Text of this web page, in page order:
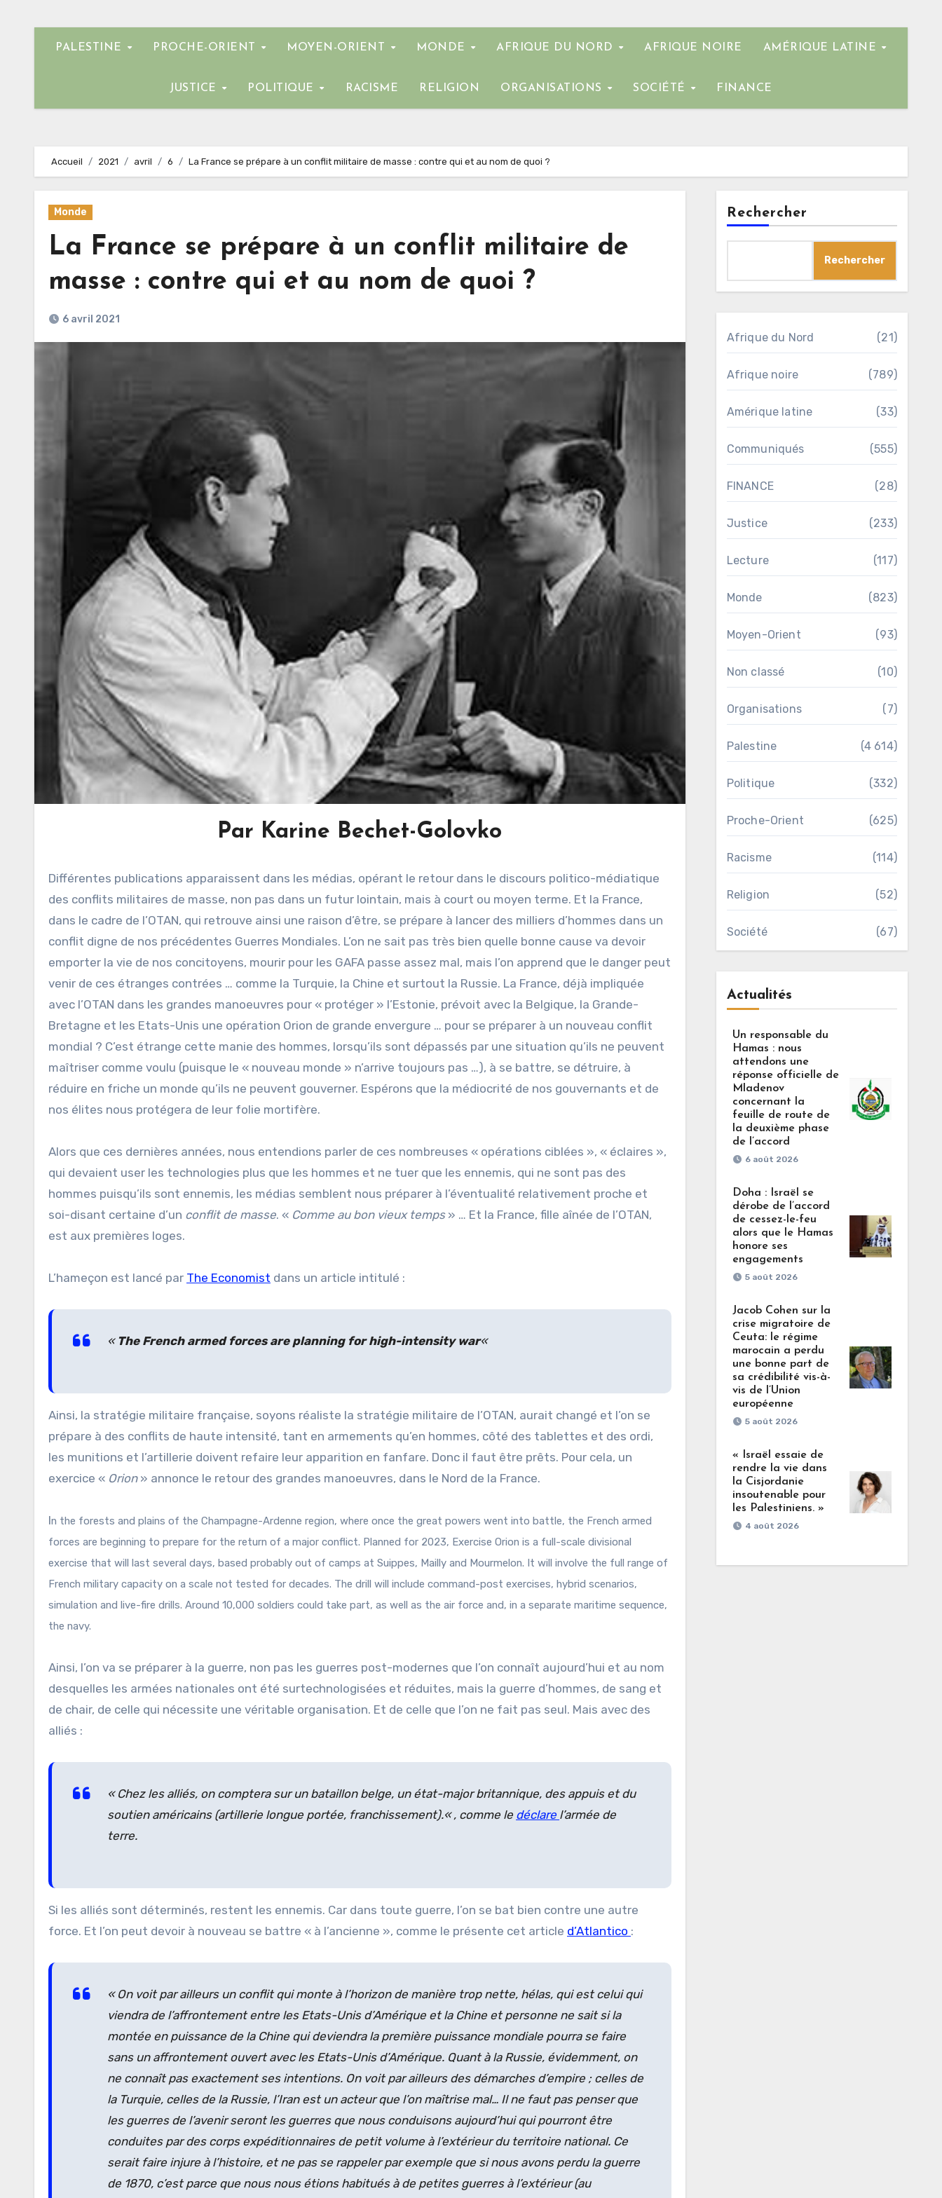
PALESTINE PROCHE-ORIENT MOYEN-ORIENT MONDE AFRIQUE DU NORD AFRIQUE NOIRE AMÉRIQUE LATINE
JUSTICE POLITIQUE RACISME RELIGION ORGANISATIONS SOCIÉTÉ FINANCE
Accueil 2021 avril 6 La France se prépare à un conflit militaire de masse : contre qui et au nom de quoi ?
Monde
La France se prépare à un conflit militaire de
masse : contre qui et au nom de quoi ?
6 avril 2021
Par Karine Bechet-Golovko
Différentes publications apparaissent dans les médias, opérant le retour dans le discours politico-médiatique
des conflits militaires de masse, non pas dans un futur lointain, mais à court ou moyen terme. Et la France,
dans le cadre de l’OTAN, qui retrouve ainsi une raison d’être, se prépare à lancer des milliers d’hommes dans un
conflit digne de nos précédentes Guerres Mondiales. L’on ne sait pas très bien quelle bonne cause va devoir
emporter la vie de nos concitoyens, mourir pour les GAFA passe assez mal, mais l’on apprend que le danger peut
venir de ces étranges contrées … comme la Turquie, la Chine et surtout la Russie. La France, déjà impliquée
avec l’OTAN dans les grandes manoeuvres pour « protéger » l’Estonie, prévoit avec la Belgique, la Grande-
Bretagne et les Etats-Unis une opération Orion de grande envergure … pour se préparer à un nouveau conflit
mondial ? C’est étrange cette manie des hommes, lorsqu’ils sont dépassés par une situation qu’ils ne peuvent
maîtriser comme voulu (puisque le « nouveau monde » n’arrive toujours pas …), à se battre, se détruire, à
réduire en friche un monde qu’ils ne peuvent gouverner. Espérons que la médiocrité de nos gouvernants et de
nos élites nous protégera de leur folie mortifère.
Alors que ces dernières années, nous entendions parler de ces nombreuses « opérations ciblées », « éclaires »,
qui devaient user les technologies plus que les hommes et ne tuer que les ennemis, qui ne sont pas des
hommes puisqu’ils sont ennemis, les médias semblent nous préparer à l’éventualité relativement proche et
soi-disant certaine d’un conflit de masse. « Comme au bon vieux temps» … Et la France, fille aînée de l’OTAN,
est aux premières loges.
L’hameçon est lancé par The Economist dans un article intitulé :
« The French armed forces are planning for high-intensity war«
Ainsi, la stratégie militaire française, soyons réaliste la stratégie militaire de l’OTAN, aurait changé et l’on se
prépare à des conflits de haute intensité, tant en armements qu’en hommes, côté des tablettes et des ordi,
les munitions et l’artillerie doivent refaire leur apparition en fanfare. Donc il faut être prêts. Pour cela, un
exercice « Orion» annonce le retour des grandes manoeuvres, dans le Nord de la France.
In the forests and plains of the Champagne-Ardenne region, where once the great powers went into battle, the French armed
forces are beginning to prepare for the return of a major conflict. Planned for 2023, Exercise Orion is a full-scale divisional
exercise that will last several days, based probably out of camps at Suippes, Mailly and Mourmelon. It will involve the full range of
French military capacity on a scale not tested for decades. The drill will include command-post exercises, hybrid scenarios,
simulation and live-fire drills. Around 10,000 soldiers could take part, as well as the air force and, in a separate maritime sequence,
the navy.
Ainsi, l’on va se préparer à la guerre, non pas les guerres post-modernes que l’on connaît aujourd’hui et au nom
desquelles les armées nationales ont été surtechnologisées et réduites, mais la guerre d’hommes, de sang et
de chair, de celle qui nécessite une véritable organisation. Et de celle que l’on ne fait pas seul. Mais avec des
alliés :
« Chez les alliés, on comptera sur un bataillon belge, un état-major britannique, des appuis et du
soutien américains (artillerie longue portée, franchissement).« , comme le déclare l’armée de
terre.
Si les alliés sont déterminés, restent les ennemis. Car dans toute guerre, l’on se bat bien contre une autre
force. Et l’on peut devoir à nouveau se battre « à l’ancienne », comme le présente cet article d’Atlantico :
« On voit par ailleurs un conflit qui monte à l’horizon de manière trop nette, hélas, qui est celui qui
viendra de l’affrontement entre les Etats-Unis d’Amérique et la Chine et personne ne sait si la
montée en puissance de la Chine qui deviendra la première puissance mondiale pourra se faire
sans un affrontement ouvert avec les Etats-Unis d’Amérique. Quant à la Russie, évidemment, on
ne connaît pas exactement ses intentions. On voit par ailleurs des démarches d’empire ; celles de
la Turquie, celles de la Russie, l’Iran est un acteur que l’on maîtrise mal… Il ne faut pas penser que
les guerres de l’avenir seront les guerres que nous conduisons aujourd’hui qui pourront être
conduites par des corps expéditionnaires de petit volume à l’extérieur du territoire national. Ce
serait faire injure à l’histoire, et ne pas se rappeler par exemple que si nous avons perdu la guerre
de 1870, c’est parce que nous nous étions habitués à de petites guerres à l’extérieur (au
Rechercher
Rechercher
Afrique du Nord (21)
Afrique noire (789)
Amérique latine (33)
Communiqués (555)
FINANCE (28)
Justice (233)
Lecture (117)
Monde (823)
Moyen-Orient (93)
Non classé (10)
Organisations (7)
Palestine (4 614)
Politique (332)
Proche-Orient (625)
Racisme (114)
Religion (52)
Société (67)
Actualités
Un responsable du
Hamas : nous
attendons une
réponse officielle de
Mladenov
concernant la
feuille de route de
la deuxième phase
de l’accord
6 août 2026
Doha : Israël se
dérobe de l’accord
de cessez-le-feu
alors que le Hamas
honore ses
engagements
5 août 2026
Jacob Cohen sur la
crise migratoire de
Ceuta: le régime
marocain a perdu
une bonne part de
sa crédibilité vis-à-
vis de l’Union
européenne
5 août 2026
« Israël essaie de
rendre la vie dans
la Cisjordanie
insoutenable pour
les Palestiniens. »
4 août 2026